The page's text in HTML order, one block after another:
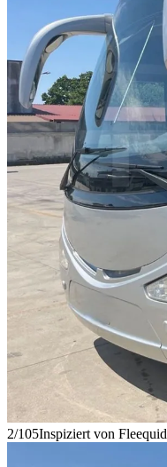
2/105Inspiziert von Fleequid